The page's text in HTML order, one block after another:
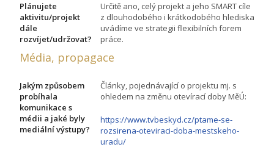
Plánujete
aktivitu/projekt
dále
rozvíjet/udržovat?
Určitě ano, celý projekt a jeho SMART cíle
z dlouhodobého i krátkodobého hlediska
uvádíme ve strategii flexibilních forem
práce.
Média, propagace
Jakým způsobem
probíhala
komunikace s
médii a jaké byly
mediální výstupy?
Články, pojednávající o projektu mj. s
ohledem na změnu otevírací doby MěÚ:
https://www.tvbeskyd.cz/ptame-se-
rozsirena-oteviraci-doba-mestskeho-
uradu/